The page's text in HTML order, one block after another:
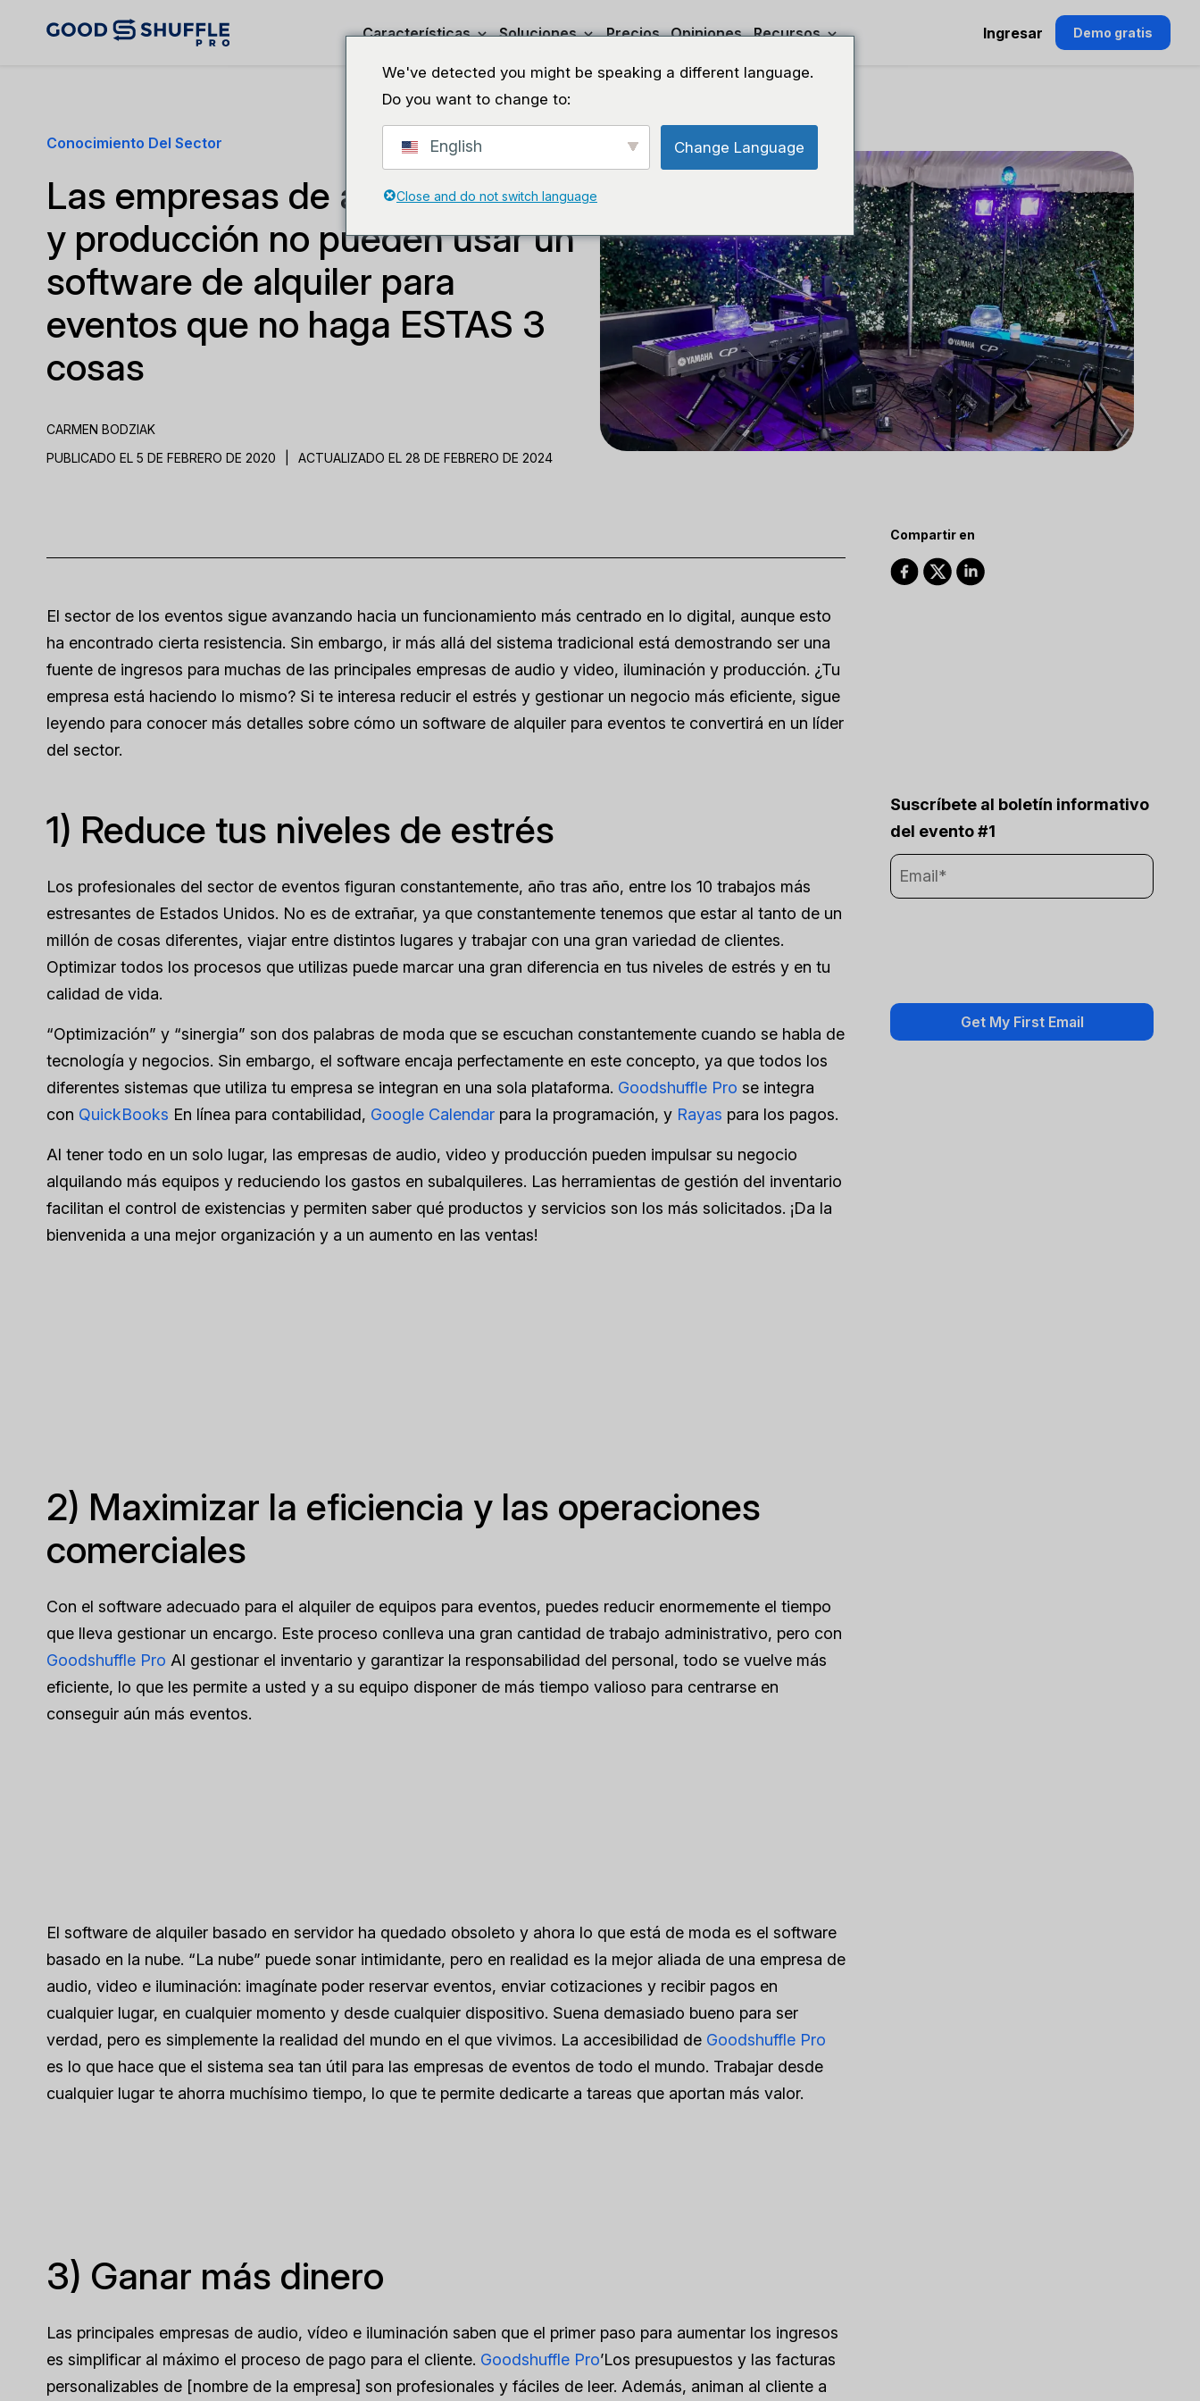
Características Soluciones Precios Opiniones Recursos Ingresar Demo gratis
Conocimiento Del Sector
Las empresas de audiovisuales
y producción no pueden usar un
software de alquiler para
eventos que no haga ESTAS 3
cosas
CARMEN BODZIAK
PUBLICADO EL 5 DE FEBRERO DE 2020
ACTUALIZADO EL 28 DE FEBRERO DE 2024
El sector de los eventos sigue avanzando hacia un funcionamiento más centrado en lo digital, aunque esto
ha encontrado cierta resistencia. Sin embargo, ir más allá del sistema tradicional está demostrando ser una
fuente de ingresos para muchas de las principales empresas de audio y video, iluminación y producción. ¿Tu
empresa está haciendo lo mismo? Si te interesa reducir el estrés y gestionar un negocio más eficiente, sigue
leyendo para conocer más detalles sobre cómo un software de alquiler para eventos te convertirá en un líder
del sector.
1) Reduce tus niveles de estrés
Los profesionales del sector de eventos figuran constantemente, año tras año, entre los 10 trabajos más
estresantes de Estados Unidos. No es de extrañar, ya que constantemente tenemos que estar al tanto de un
millón de cosas diferentes, viajar entre distintos lugares y trabajar con una gran variedad de clientes.
Optimizar todos los procesos que utilizas puede marcar una gran diferencia en tus niveles de estrés y en tu
calidad de vida.
“Optimización” y “sinergia” son dos palabras de moda que se escuchan constantemente cuando se habla de
tecnología y negocios. Sin embargo, el software encaja perfectamente en este concepto, ya que todos los
diferentes sistemas que utiliza tu empresa se integran en una sola plataforma. Goodshuffle Pro se integra
con QuickBooks En línea para contabilidad, Google Calendar para la programación, y Rayas para los pagos.
Al tener todo en un solo lugar, las empresas de audio, video y producción pueden impulsar su negocio
alquilando más equipos y reduciendo los gastos en subalquileres. Las herramientas de gestión del inventario
facilitan el control de existencias y permiten saber qué productos y servicios son los más solicitados. ¡Da la
bienvenida a una mejor organización y a un aumento en las ventas!
2) Maximizar la eficiencia y las operaciones
comerciales
Con el software adecuado para el alquiler de equipos para eventos, puedes reducir enormemente el tiempo
que lleva gestionar un encargo. Este proceso conlleva una gran cantidad de trabajo administrativo, pero con
Goodshuffle Pro Al gestionar el inventario y garantizar la responsabilidad del personal, todo se vuelve más
eficiente, lo que les permite a usted y a su equipo disponer de más tiempo valioso para centrarse en
conseguir aún más eventos.
El software de alquiler basado en servidor ha quedado obsoleto y ahora lo que está de moda es el software
basado en la nube. “La nube” puede sonar intimidante, pero en realidad es la mejor aliada de una empresa de
audio, video e iluminación: imagínate poder reservar eventos, enviar cotizaciones y recibir pagos en
cualquier lugar, en cualquier momento y desde cualquier dispositivo. Suena demasiado bueno para ser
verdad, pero es simplemente la realidad del mundo en el que vivimos. La accesibilidad de Goodshuffle Pro
es lo que hace que el sistema sea tan útil para las empresas de eventos de todo el mundo. Trabajar desde
cualquier lugar te ahorra muchísimo tiempo, lo que te permite dedicarte a tareas que aportan más valor.
3) Ganar más dinero
Las principales empresas de audio, vídeo e iluminación saben que el primer paso para aumentar los ingresos
es simplificar al máximo el proceso de pago para el cliente. Goodshuffle Pro’Los presupuestos y las facturas
personalizables de [nombre de la empresa] son profesionales y fáciles de leer. Además, animan al cliente a
Compartir en
Suscríbete al boletín informativo
del evento #1
We've detected you might be speaking a different language.
Do you want to change to:
English Change Language
Close and do not switch language